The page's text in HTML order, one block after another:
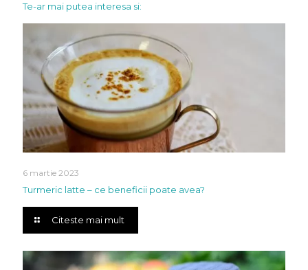
Te-ar mai putea interesa si:
6 martie 2023
Turmeric latte – ce beneficii poate avea?
Citeste mai mult